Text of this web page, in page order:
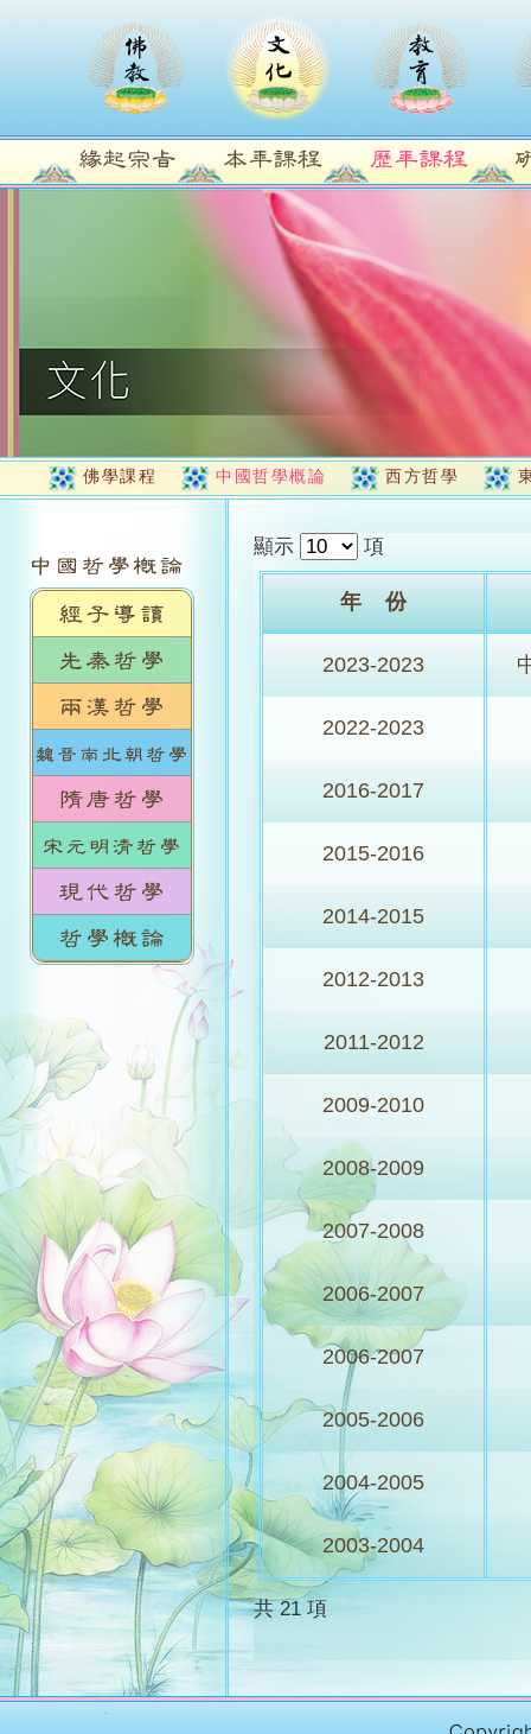
佛學課程 中國哲學概論 西方哲學
顯示 項
年 份
2023-2023
2022-2023
2016-2017
2015-2016
2014-2015
2012-2013
2011-2012
2009-2010
2008-2009
2007-2008
2006-2007
2006-2007
2005-2006
2004-2005
2003-2004
共 21 項